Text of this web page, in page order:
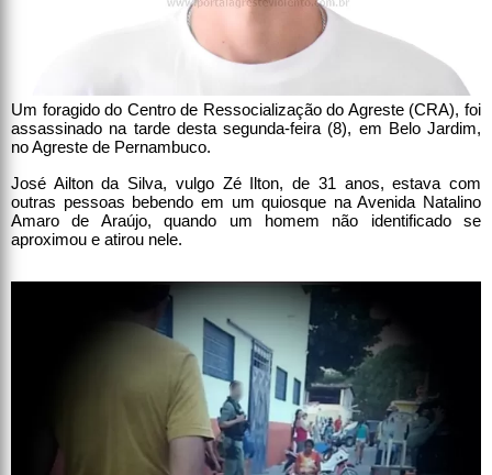
Um foragido do Centro de Ressocialização do Agreste (CRA), foi
assassinado na tarde desta segunda-feira (8), em Belo Jardim,
no Agreste de Pernambuco.
José Ailton da Silva, vulgo Zé Ilton, de 31 anos, estava com
outras pessoas bebendo em um quiosque na Avenida Natalino
Amaro de Araújo, quando um homem não identificado se
aproximou e atirou nele.